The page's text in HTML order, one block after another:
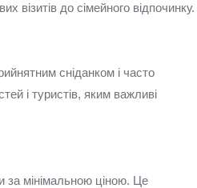
візитів до сімейного відпочинку.
сніданком і часто
і туристів, яким важливі
за мінімальною ціною. Це